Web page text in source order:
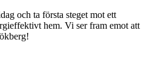
och ta första steget mot ett
hem. Vi ser fram emot att